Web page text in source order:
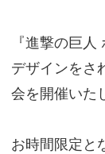
『進撃の巨
デザインをさ
会を開催いた
お時間限定と